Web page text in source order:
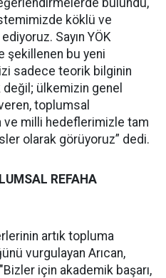
bulundu,
köklü ve
Sayın YÖK
şekillenen bu yeni
sadece teorik bilginin
değil; ülkemizin genel
toplumsal
milli hedeflerimizle tam
olarak görüyoruz” dedi.
REFAHA
artık topluma
vurgulayan Arıcan,
için akademik başarı,